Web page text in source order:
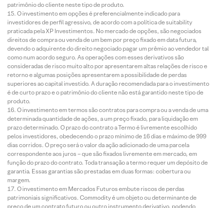
patrimônio do cliente neste tipo de produto.
O investimento em opções é preferencialmente indicado para
investidores de perfil agressivo, de acordo com a política de suitability
praticada pela XP Investimentos. No mercado de opções, são negociados
direitos de compra ou venda de um bem por preço fixado em data futura,
devendo o adquirente do direito negociado pagar um prêmio ao vendedor tal
como num acordo seguro. As operações com esses derivativos são
consideradas de risco muito alto por apresentarem altas relações de risco e
retorno e algumas posições apresentarem a possibilidade de perdas
superiores ao capital investido. A duração recomendada para o investimento
é de curto prazo e o patrimônio do cliente não está garantido neste tipo de
produto.
O investimento em termos são contratos para compra ou a venda de uma
determinada quantidade de ações, a um preço fixado, para liquidação em
prazo determinado. O prazo do contrato a Termo é livremente escolhido
pelos investidores, obedecendo o prazo mínimo de 16 dias e máximo de 999
dias corridos. O preço será o valor da ação adicionado de uma parcela
correspondente aos juros – que são fixados livremente em mercado, em
função do prazo do contrato. Toda transação a termo requer um depósito de
garantia. Essas garantias são prestadas em duas formas: cobertura ou
margem.
O investimento em Mercados Futuros embute riscos de perdas
patrimoniais significativos. Commodity é um objeto ou determinante de
preço de um contrato futuro ou outro instrumento derivativo, podendo